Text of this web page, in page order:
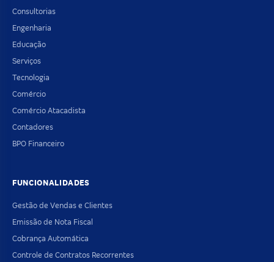
Consultorias
Engenharia
Educação
Serviços
Tecnologia
Comércio
Comércio Atacadista
Contadores
BPO Financeiro
FUNCIONALIDADES
Gestão de Vendas e Clientes
Emissão de Nota Fiscal
Cobrança Automática
Controle de Contratos Recorrentes